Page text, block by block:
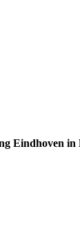
Eindhoven in